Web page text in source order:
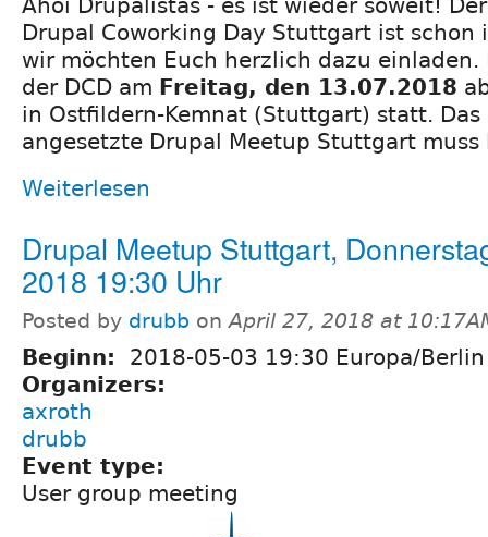
Ahoi Drupalistas - es ist wieder soweit!
Drupal Coworking Day Stuttgart ist schon
wir möchten Euch herzlich dazu einladen.
der DCD am Freitag, den 13.07.2018
in Ostfildern-Kemnat (Stuttgart) statt. Das
angesetzte Drupal Meetup Stuttgart
Weiterlesen
Drupal Meetup Stuttgart,
2018 19:30 Uhr
Posted by drubb onApril 27, 2018 at
Beginn:
2018-05-03 19:30 Europa/Berlin
Organizers:
axroth
drubb
Event type:
User group meeting